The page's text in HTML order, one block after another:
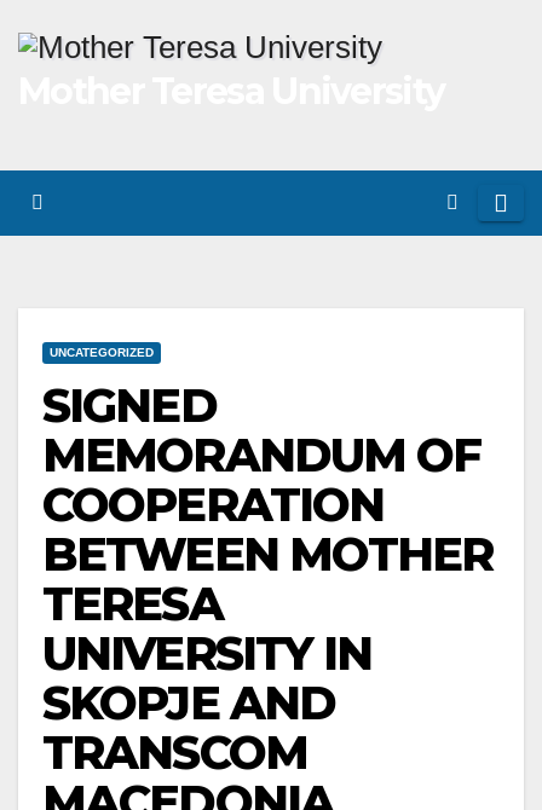
UNCATEGORIZED
SIGNED
MEMORANDUM OF
COOPERATION
BETWEEN MOTHER
TERESA
UNIVERSITY IN
SKOPJE AND
TRANSCOM